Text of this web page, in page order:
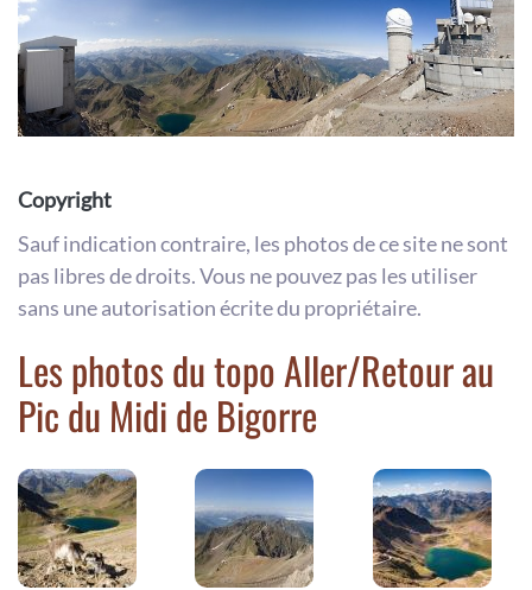
Copyright
Sauf indication contraire, les photos de ce site ne sont
pas libres de droits. Vous ne pouvez pas les utiliser
sans une autorisation écrite du propriétaire.
Les photos du topo Aller/Retour au
Pic du Midi de Bigorre